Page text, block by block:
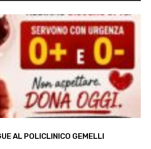
AL POLICLINICO GEMELLI